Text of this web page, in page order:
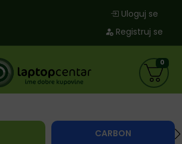
Uloguj se
Registruj se
CARBON
0